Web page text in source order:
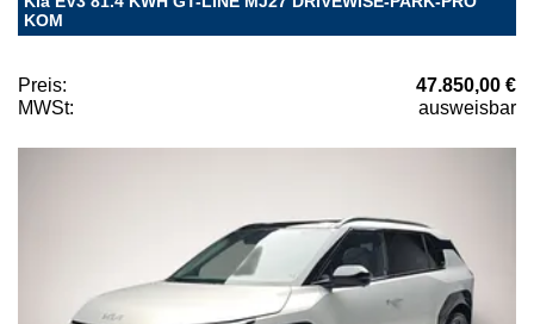
KOM
Preis:
47.850,00 €
MWSt:
ausweisbar